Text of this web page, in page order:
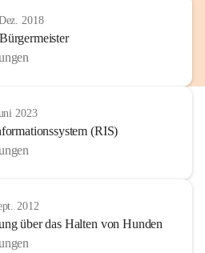
2018
2023
(RIS)
2012
über das Halten von Hunden